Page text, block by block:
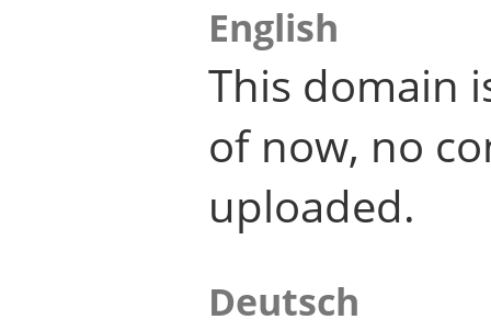
English
This domain
of now, no
uploaded.
Deutsch